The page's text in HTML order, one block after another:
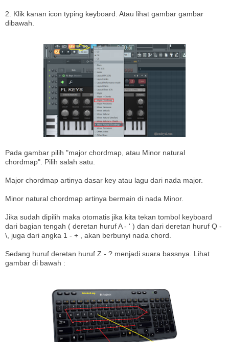
2. Klik kanan icon typing keyboard. Atau lihat gambar gambar
dibawah.
Pada gambar pilih "major chordmap, atau Minor natural
chordmap". Pilih salah satu.
Major chordmap artinya dasar key atau lagu dari nada major.
Minor natural chordmap artinya bermain di nada Minor.
Jika sudah dipilih maka otomatis jika kita tekan tombol keyboard
dari bagian tengah ( deretan huruf A - ' ) dan dari deretan huruf Q -
\, juga dari angka 1 - + , akan berbunyi nada chord.
Sedang huruf deretan huruf Z - ? menjadi suara bassnya. Lihat
gambar di bawah :